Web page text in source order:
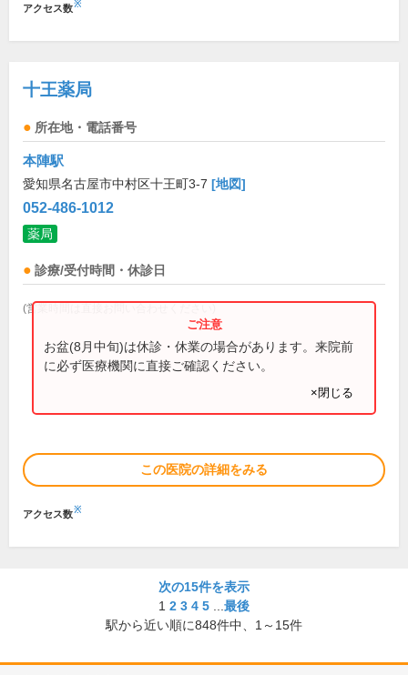
アクセス数※
十王薬局
所在地・電話番号
本陣駅
愛知県名古屋市中村区十王町3-7 [地図]
052-486-1012
薬局
診療/受付時間・休診日
(営業時間は直接お問い合わせください)
お盆(8月中旬)は休診・休業の場合があります。来院前
に必ず医療機関に直接ご確認ください。
×閉じる
この医院の詳細をみる
アクセス数※
次の15件を表示
1 2 3 4 5
最後
駅から近い順に848件中、 1～15件